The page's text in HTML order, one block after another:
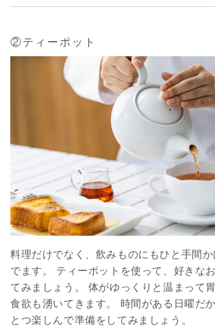
②ティーポット
料理だけでなく、飲みものにもひと手間
でます。 ティーポットを使って、好きな
てみましょう。 体がゆっくりと温まって
食欲も湧いてきます。 時間がある日曜だ
とつ楽しんで準備をしてみましょう。